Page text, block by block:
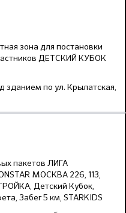
зона для постановки
ДЕТСКИЙ КУБОК
зданием по ул. Крылатская,
пакетов ЛИГА
МОСКВА 226, 113,
Детский Кубок,
Забег 5 км, STARKIDS